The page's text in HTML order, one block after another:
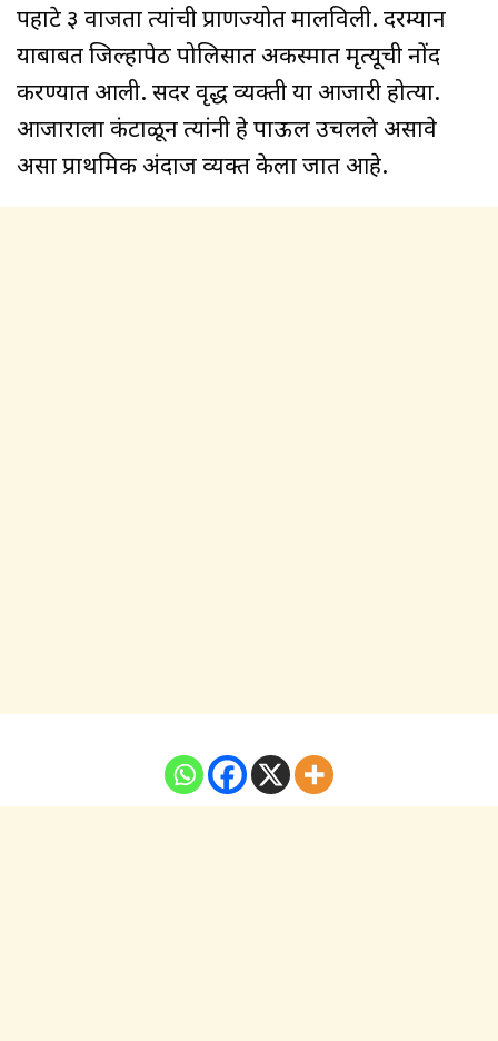
पहाटे ३ वाजता त्यांची प्राणज्योत मालविली. दरम्यान
याबाबत जिल्हापेठ पोलिसात अकस्मात मृत्यूची नोंद
करण्यात आली. सदर वृद्ध व्यक्ती या आजारी होत्या.
आजाराला कंटाळून त्यांनी हे पाऊल उचलले असावे
असा प्राथमिक अंदाज व्यक्त केला जात आहे.